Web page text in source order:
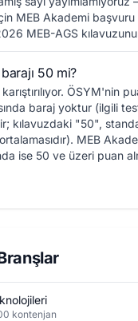
MEB Akademi
MEB-AGS
50 mi?
ÖSYM'nin
baraj yoktur (ilgili
kılavuzdaki "50",
ortalamasıdır). MEB
ise 50 ve üzeri puan
kontenjan